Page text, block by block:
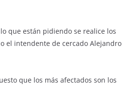
que están pidiendo se realice los
el intendente de cercado Alejandro
que los más afectados son los